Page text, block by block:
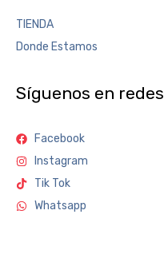
TIENDA
Donde Estamos
Síguenos en redes
Facebook
Instagram
Tik Tok
Whatsapp